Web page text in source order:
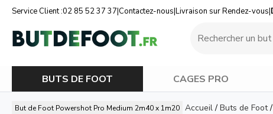
Service Client :02 85 52 37 37|Contactez-nous|Livraison sur Rendez-vous|
BUTS DE FOOT CAGES PRO
But de Foot Powershot Pro Medium 2m40 x 1m20 Accueil/ Buts de Foot/